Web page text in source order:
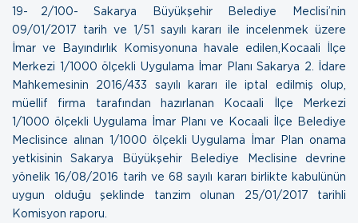
19- 2/100- Sakarya Büyükşehir Belediye Meclisi’nin
09/01/2017 tarih ve 1/51 sayılı kararı ile incelenmek üzere
İmar ve Bayındırlık Komisyonuna havale edilen,Kocaali İlçe
Merkezi 1/1000 ölçekli Uygulama İmar Planı Sakarya 2. İdare
Mahkemesinin 2016/433 sayılı kararı ile iptal edilmiş olup,
müellif firma tarafından hazırlanan Kocaali İlçe Merkezi
1/1000 ölçekli Uygulama İmar Planı ve Kocaali İlçe Belediye
Meclisince alınan 1/1000 ölçekli Uygulama İmar Plan onama
yetkisinin Sakarya Büyükşehir Belediye Meclisine devrine
yönelik 16/08/2016 tarih ve 68 sayılı kararı birlikte kabulünün
uygun olduğu şeklinde tanzim olunan 25/01/2017 tarihli
Komisyon raporu.